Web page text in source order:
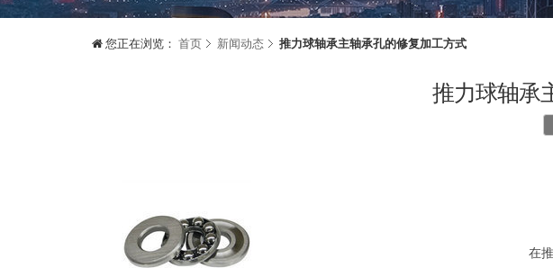
您正在浏览： 首页 新闻动态 推力球轴承主轴承孔的修复加工方式
推力球轴承
在